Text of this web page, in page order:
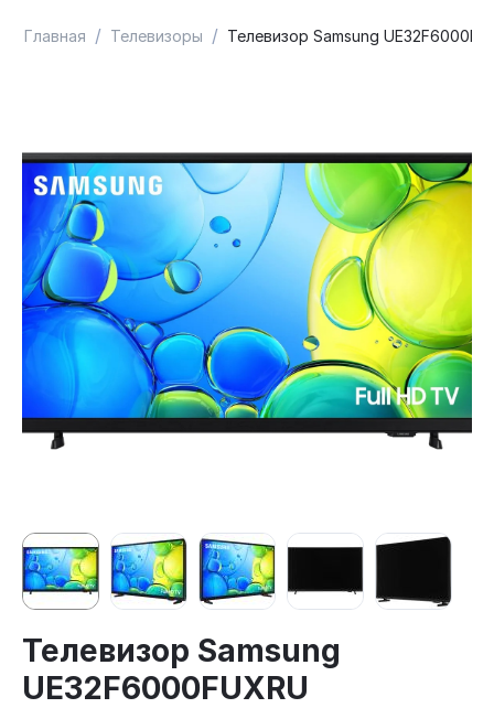
Главная / Телевизоры / Телевизор Samsung
Телевизор Samsung
UE32F6000FUXRU